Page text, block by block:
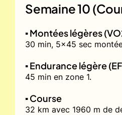
Semaine 10
▪️ Montées légères
30 min, 5x45 sec
▪️ Endurance légère
45 min en zone 1.
▪️ Course
32 km avec 1960 m de